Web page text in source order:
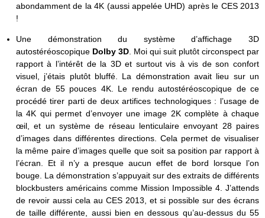
abondamment de la 4K (aussi appelée UHD) après le CES 2013
!
Une démonstration du système d’affichage 3D
autostéréoscopique Dolby 3D. Moi qui suit plutôt circonspect par
rapport à l’intérêt de la 3D et surtout vis à vis de son confort
visuel, j’étais plutôt bluffé. La démonstration avait lieu sur un
écran de 55 pouces 4K. Le rendu autostéréoscopique de ce
procédé tirer parti de deux artifices technologiques : l’usage de
la 4K qui permet d’envoyer une image 2K complète à chaque
œil, et un système de réseau lenticulaire envoyant 28 paires
d’images dans différentes directions. Cela permet de visualiser
la même paire d’images quelle que soit sa position par rapport à
l’écran. Et il n’y a presque aucun effet de bord lorsque l’on
bouge. La démonstration s’appuyait sur des extraits de différents
blockbusters américains comme Mission Impossible 4. J’attends
de revoir aussi cela au CES 2013, et si possible sur des écrans
de taille différente, aussi bien en dessous qu’au-dessus du 55